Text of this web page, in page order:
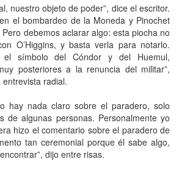
nuestro objeto de poder”, dice el escritor.
el bombardeo de la Moneda y Pinochet
debemos aclarar algo: esta piocha no
O’Higgins, y basta verla para notarlo.
símbolo del Cóndor y del Huemul,
posteriores a la renuncia del militar”,
radial.
hay nada claro sobre el paradero, solo
de algunas personas. Personalmente yo
hizo el comentario sobre el paradero de
tan ceremonial porque él sabe algo,
dijo entre risas.